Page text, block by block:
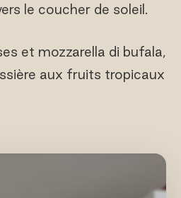
le coucher de soleil.
et mozzarella di bufala,
aux fruits tropicaux